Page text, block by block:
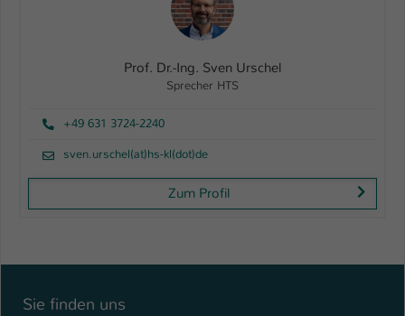
Prof. Dr.-Ing. Sven Urschel
Sprecher HTS
+49 631 3724-2240
sven.urschel(at)hs-kl(dot)de
Zum Profil
Sie finden uns